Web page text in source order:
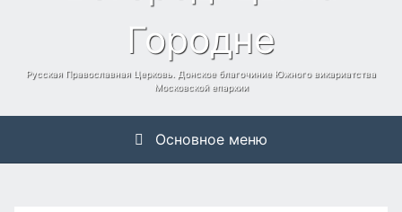
Городне
Русская Православная Церковь. Донское благочиние Южного викариатства
Московской епархии
Основное меню